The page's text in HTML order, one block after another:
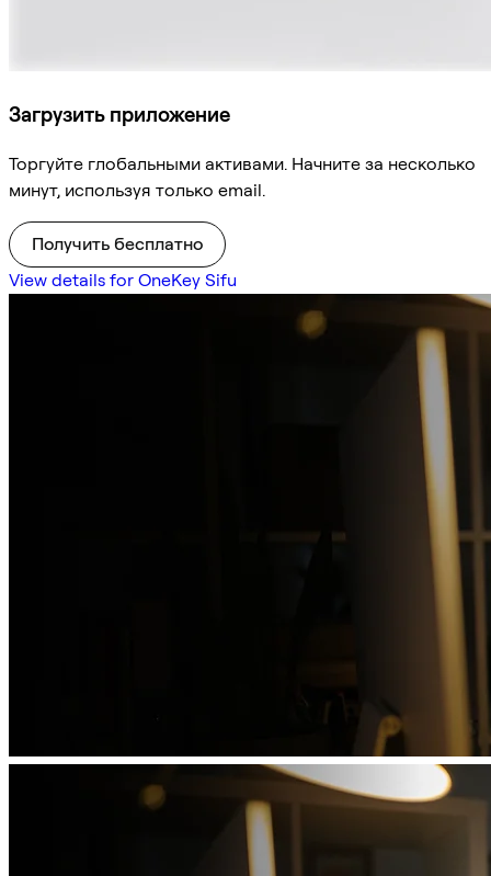
Загрузить приложение
Торгуйте глобальными активами. Начните за несколько
минут, используя только email.
Получить бесплатно
View details for OneKey Sifu